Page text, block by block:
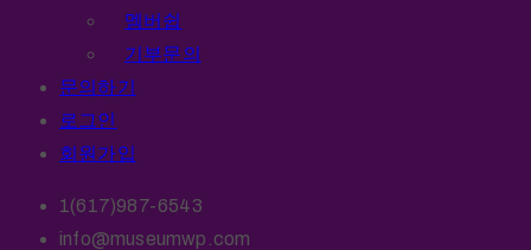
멤버쉽
기부문의
문의하기
로그인
회원가입
1(617)987-6543
info@museumwp.com